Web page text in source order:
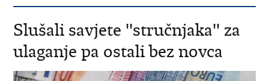
Slušali savjete ''stručnjaka'' za
ulaganje pa ostali bez novca